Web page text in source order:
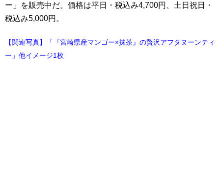
ー」を販売中だ。価格は平日・税込み4,700円、土日祝日・
税込み5,000円。
【関連写真】「『宮崎県産マンゴー×抹茶』の贅沢アフタヌーンティ
ー」他イメージ1枚